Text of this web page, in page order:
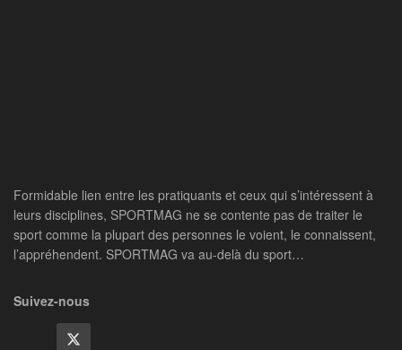
Formidable lien entre les pratiquants et ceux qui s’intéressent à
leurs disciplines, SPORTMAG ne se contente pas de traiter le
sport comme la plupart des personnes le voient, le connaissent,
l’appréhendent. SPORTMAG va au-delà du sport…
Suivez-nous